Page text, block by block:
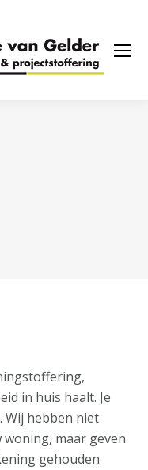
in huis haalt. Je
Wij hebben niet
maar geven
gehouden